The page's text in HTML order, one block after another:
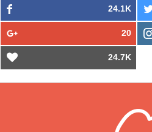
24.1K
20
24.7K